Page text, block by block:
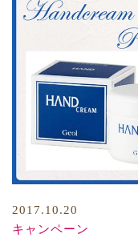
2017.10.20
キャンペーン